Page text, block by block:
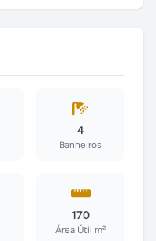
4
Banheiros
170
Área Útil m²